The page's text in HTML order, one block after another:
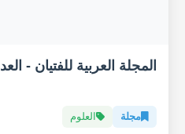
المجلة العربية للفتيان - العدد
مجلة العلوم